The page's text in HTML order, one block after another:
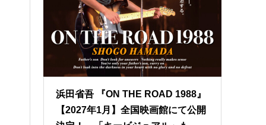
浜田省吾 『ON THE ROAD 1988』
【2027年1月】全国映画館にて公開